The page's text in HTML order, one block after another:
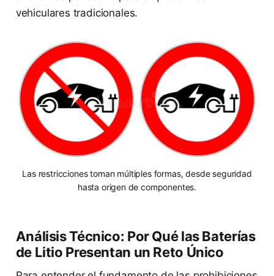
vehiculares tradicionales.
Las restricciones toman múltiples formas, desde seguridad
hasta origen de componentes.
Análisis Técnico: Por Qué las Baterías
de Litio Presentan un Reto Único